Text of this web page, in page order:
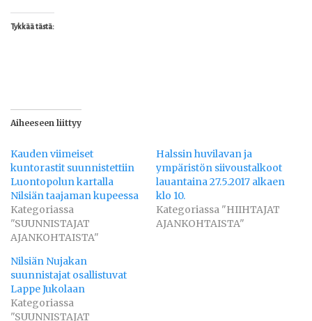
Tykkää tästä:
Aiheeseen liittyy
Kauden viimeiset
kuntorastit suunnistettiin
Luontopolun kartalla
Nilsiän taajaman kupeessa
Kategoriassa
"SUUNNISTAJAT
AJANKOHTAISTA"
Halssin huvilavan ja
ympäristön siivoustalkoot
lauantaina 27.5.2017 alkaen
klo 10.
Kategoriassa "HIIHTAJAT
AJANKOHTAISTA"
Nilsiän Nujakan
suunnistajat osallistuvat
Lappe Jukolaan
Kategoriassa
"SUUNNISTAJAT